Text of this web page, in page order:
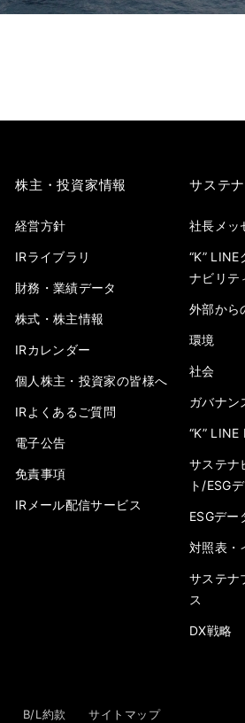
株主・投資家情報
経営方針
IRライブラリ
財務・業績データ
株式・株主情報
IRカレンダー
個人株主・投資家の皆様へ
IRよくあるご質問
電子公告
免責事項
IRメール配信サービス
サステ
社長メッ
“K”
ナビリテ
外部から
環境
社会
ガバナン
“K” LINE
サステナ
ト/ESG
ESGデー
対照表・
サステナ
ス
DX戦略
B/L約款 サイトマップ